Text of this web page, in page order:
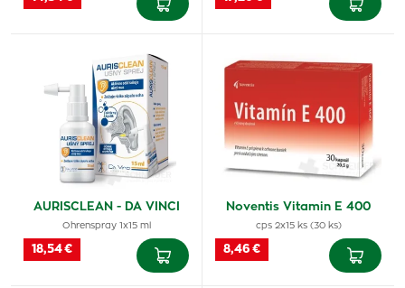
AURISCLEAN - DA VINCI
Ohrenspray 1x15 ml
18,54 €
Noventis Vitamin E 400
cps 2x15 ks (30 ks)
8,46 €